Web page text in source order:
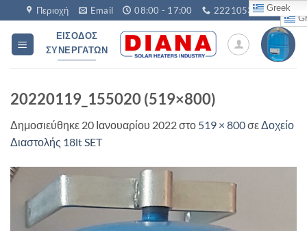
Μετάβαση
στο
περιεχόμενο
Περιοχή Email 08:00 - 17:00 2221053760
ΕΊΣΟΔΟΣ
ΣΥΝΕΡΓΑΤΏΝ
20220119_155020 (519×800)
Δημοσιεύθηκε 20 Ιανουαρίου 2022στο 519 × 800σεΔοχείο
Διαστολής 18lt SET
Greek